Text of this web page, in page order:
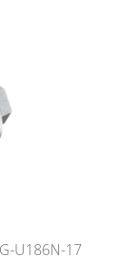
U186N-17